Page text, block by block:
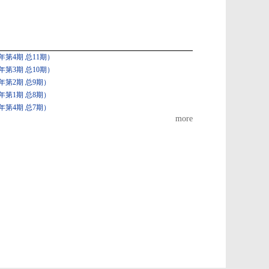
4期 总11期）
3期 总10期）
2期 总9期）
1期 总8期）
4期 总7期）
more